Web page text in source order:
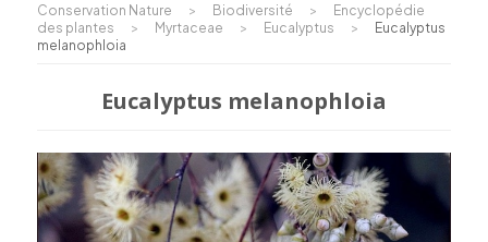
Conservation Nature > Biodiversité >
Encyclopédie
des plantes
> Myrtaceae > Eucalyptus >
Eucalyptus
melanophloia
Eucalyptus melanophloia